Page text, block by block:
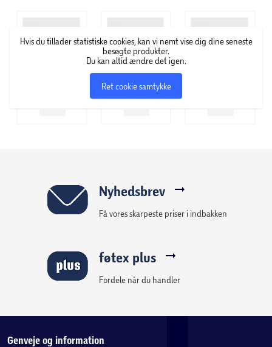
Hvis du tillader statistiske cookies, kan vi nemt vise dig dine seneste
besøgte produkter.
Du kan altid ændre det igen.
Ret cookie samtykke
Nyhedsbrev
Få vores skarpeste priser i indbakken
føtex plus
Fordele når du handler
Genveje og information